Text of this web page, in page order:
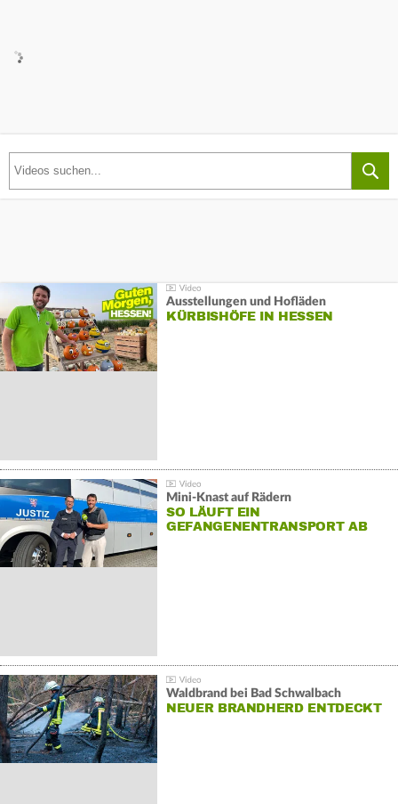
Ausstellungen und Hofläden
KÜRBISHÖFE IN HESSEN
Mini-Knast auf Rädern
SO LÄUFT EIN
GEFANGENENTRANSPORT AB
Waldbrand bei Bad Schwalbach
NEUER BRANDHERD ENTDECKT